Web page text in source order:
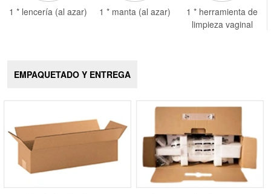
1 * lencería (al azar) 1 * manta (al azar)
1 * herramienta de
limpieza vaginal
EMPAQUETADO Y ENTREGA